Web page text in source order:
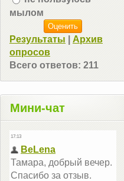
мылом
Результаты
Архив
опросов
Всего ответов: 211
Мини-чат